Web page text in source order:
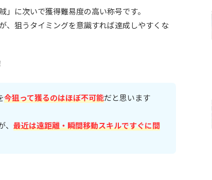
に次いで獲得難易度の高い称号です。
が、狙うタイミングを意識すれば達成しやすくな
今狙って獲るのはほぼ不可能だと思います
最近は遠距離・瞬間移動スキルですぐに間